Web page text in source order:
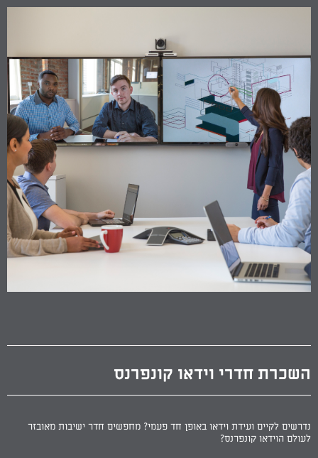
השכרת חדרי וידאו קונפרנס
נדרשים לקיים ועידת וידאו באופן חד פעמי? מחפשים חדר ישיבות מאובזר
לעולם הוידאו קונפרנס?